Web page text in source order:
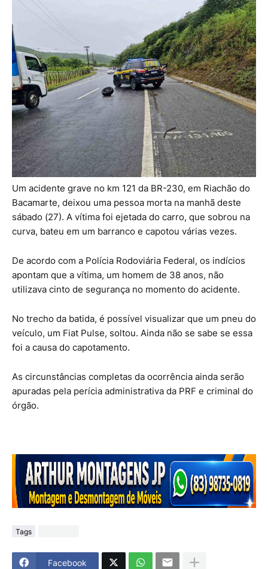
Um acidente grave no km 121 da BR-230, em Riachão do
Bacamarte, deixou uma pessoa morta na manhã deste
sábado (27). A vítima foi ejetada do carro, que sobrou na
curva, bateu em um barranco e capotou várias vezes.
De acordo com a Polícia Rodoviária Federal, os indícios
apontam que a vítima, um homem de 38 anos, não
utilizava cinto de segurança no momento do acidente.
No trecho da batida, é possível visualizar que um pneu do
veículo, um Fiat Pulse, soltou. Ainda não se sabe se essa
foi a causa do capotamento.
As circunstâncias completas da ocorrência ainda serão
apuradas pela perícia administrativa da PRF e criminal do
órgão.
Tags
Facebook